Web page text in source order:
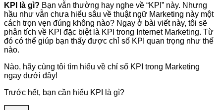
KPI là gì? Bạn vẫn thường hay nghe về “KPI” này. Nhưng
hầu như vẫn chưa hiểu sâu về thuật ngữ Marketing này một
cách trọn vẹn đúng không nào? Ngay ở bài viết này, tôi sẽ
phân tích về KPI đặc biệt là KPI trong Internet Marketing. Từ
đó có thể giúp bạn thấy được chỉ số KPI quan trọng như thế
nào.
Nào, hãy cùng tôi tìm hiểu về chỉ số KPI trong Marketing
ngay dưới đây!
Trước hết, bạn cần hiểu KPI là gì?